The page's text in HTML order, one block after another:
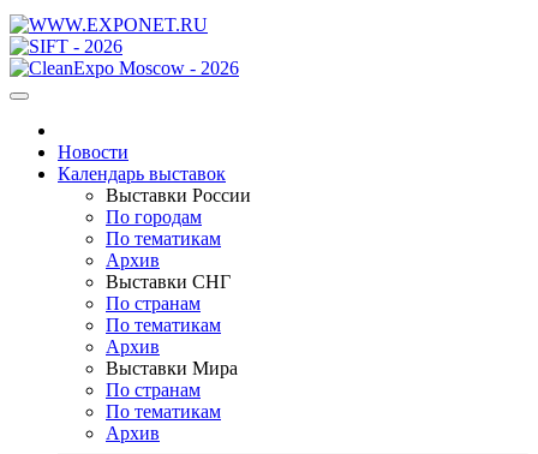
Новости
Календарь выставок
Выставки России
По городам
По тематикам
Архив
Выставки СНГ
По странам
По тематикам
Архив
Выставки Мира
По странам
По тематикам
Архив